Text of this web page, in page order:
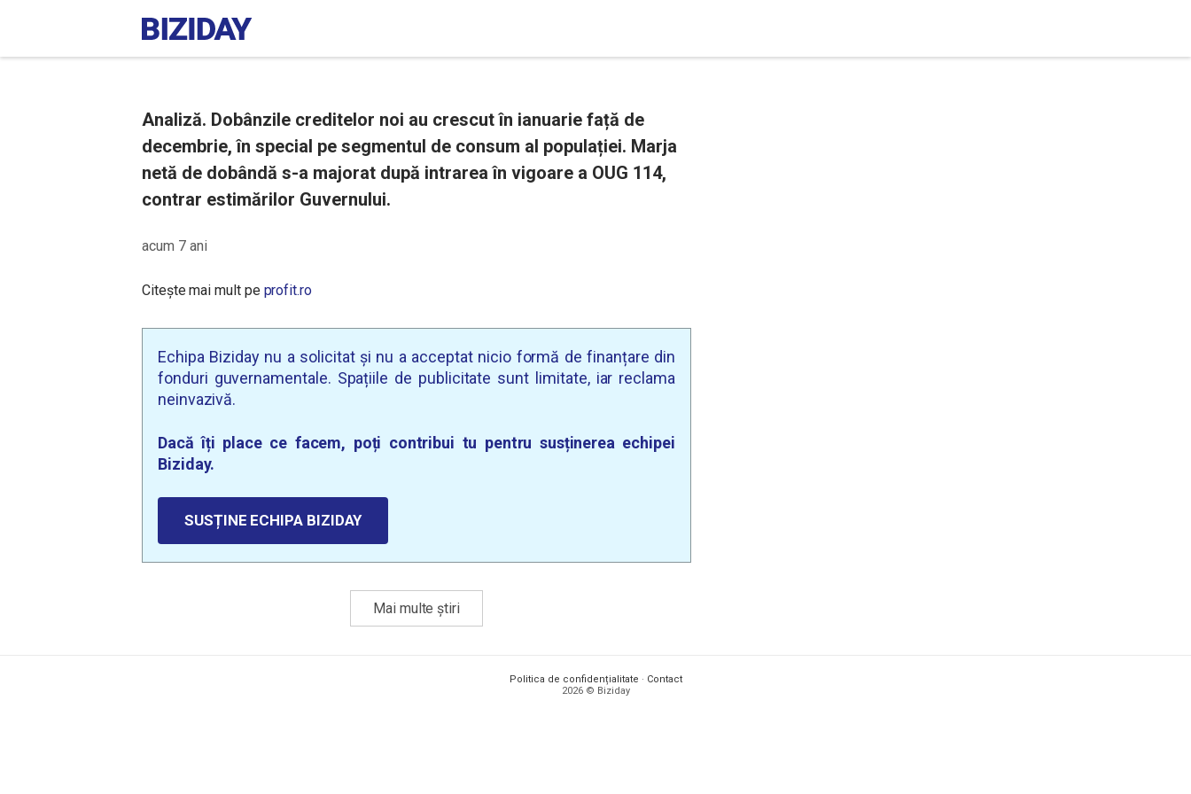
Analiză. Dobânzile creditelor noi au crescut în ianuarie față de
decembrie, în special pe segmentul de consum al populației. Marja
netă de dobândă s-a majorat după intrarea în vigoare a OUG 114,
contrar estimărilor Guvernului.
acum 7 ani
Citește mai mult pe profit.ro
Echipa Biziday nu a solicitat și nu a acceptat nicio formă de finanțare din
fonduri guvernamentale. Spațiile de publicitate sunt limitate, iar reclama
neinvazivă.
Dacă îți place ce facem, poți contribui tu pentru susținerea echipei
Biziday.
SUSȚINE ECHIPA BIZIDAY
Mai multe știri
Politica de confidențialitate · Contact
2026 © Biziday